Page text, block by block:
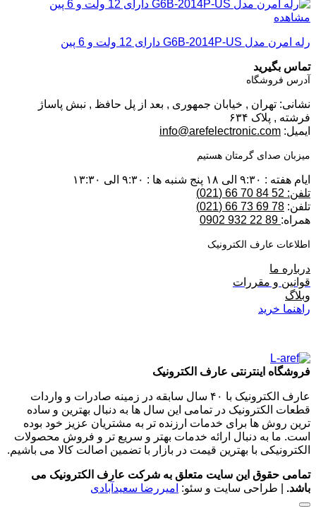
مشاهده
رله امرن مدل G6B-2014P-US دارای 12 ولت و 6 پین
تماس بگیرید
آدرس فروشگاه
نشانی: تهران , خیابان جمهوری , بعد از پل حافظ , نبش پاساژ
فرشته , پلاک ۶۳۴
ایمیل: info@arefelectronic.com
میزبان صدای گرمتان هستیم
ایام هفته : ۹:۳۰ الی ۱۸ پنج شنبه ها : ۹:۳۰ الی ۱۳:۳۰
تلفن: 52 84 70 66 (021)
تلفن: 78 69 73 66 (021)
همراه:
اطلاعات عارف الکترونیک
درباره ما
قوانین و مقررات
وبلاگ
راهنما خرید
فروشگاه اینترنتی عارف الکترونیک
عارف الکترونیک با ۴۰ سال سابقه در زمینه صادرات و واردات
قطعات الکترونیک در تمامی این سال ها به دنبال بهترین و ساده
ترین روش ها برای خدمات ارزنده تر به مشتریان عزیز خود بوده
است. ما به دنبال ارائه خدمات بهتر و سریع تر و فروش محصولات
الکترونیکی با بهترین قیمت در بازار با تضمین اصالت کالا می باشیم.
تمامی حقوق این سایت متعلق به شرکت عارف الکترونیک می
باشد. | طراحی سایت و سئو: امیررضا سعیدآبادی